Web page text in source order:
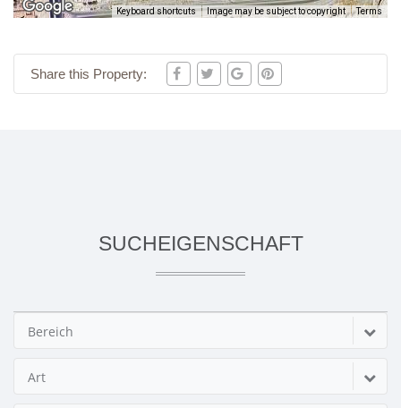
Keyboard shortcuts Image may be subject to copyright Terms
Share this Property:
SUCHEIGENSCHAFT
Bereich
Art